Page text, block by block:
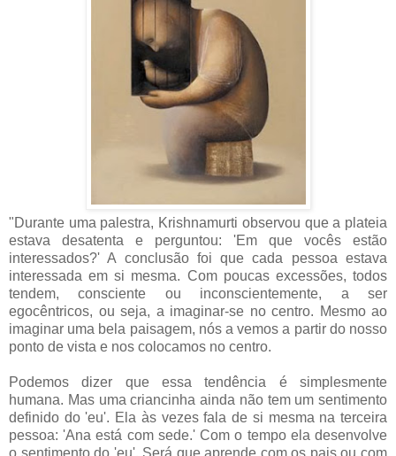
"Durante uma palestra, Krishnamurti observou que a plateia
estava desatenta e perguntou: 'Em que vocês estão
interessados?' A conclusão foi que cada pessoa estava
interessada em si mesma. Com poucas excessões, todos
tendem, consciente ou inconscientemente, a ser
egocêntricos, ou seja, a imaginar-se no centro. Mesmo ao
imaginar uma bela paisagem, nós a vemos a partir do nosso
ponto de vista e nos colocamos no centro.
Podemos dizer que essa tendência é simplesmente
humana. Mas uma criancinha ainda não tem um sentimento
definido do 'eu'. Ela às vezes fala de si mesma na terceira
pessoa: 'Ana está com sede.' Com o tempo ela desenvolve